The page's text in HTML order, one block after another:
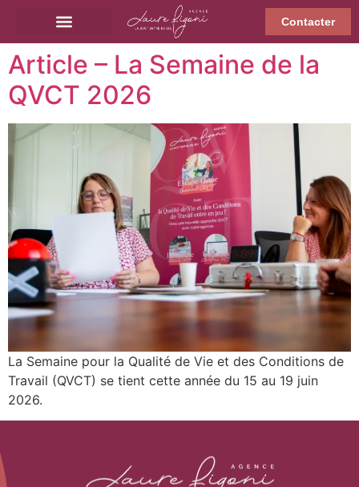
Contacter
Article – La Semaine de la
QVCT 2026
La Semaine pour la Qualité de Vie et des Conditions de
Travail (QVCT) se tient cette année du 15 au 19 juin
2026.